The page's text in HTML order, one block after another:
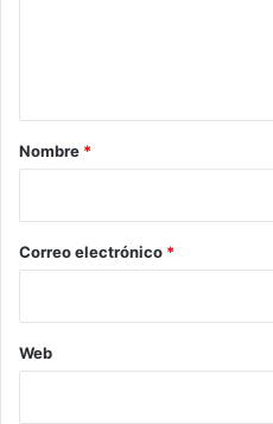
r
*
Nombre *
Correo electrónico *
Web